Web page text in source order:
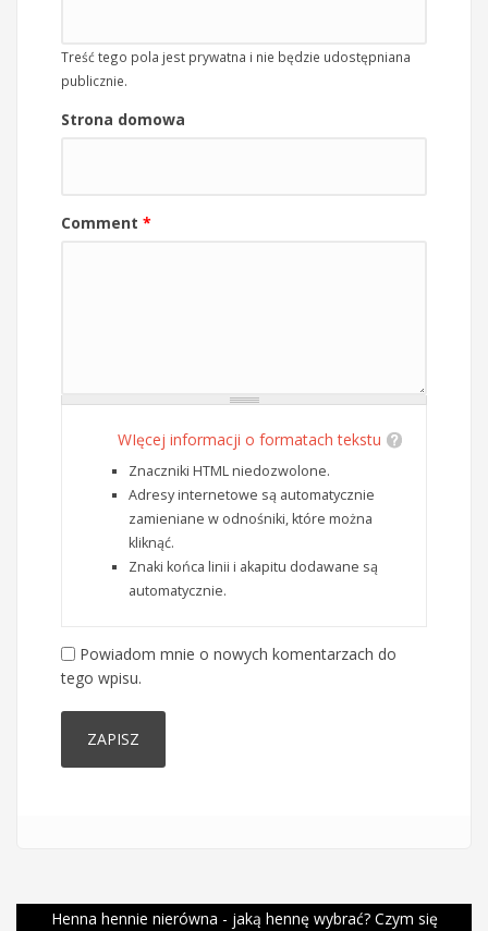
Treść tego pola jest prywatna i nie będzie udostępniana
publicznie.
Strona domowa
Comment *
WIęcej informacji o formatach tekstu
Znaczniki HTML niedozwolone.
Adresy internetowe są automatycznie
zamieniane w odnośniki, które można
kliknąć.
Znaki końca linii i akapitu dodawane są
automatycznie.
Powiadom mnie o nowych komentarzach do
tego wpisu.
Henna hennie nierówna - jaką hennę wybrać? Czym się